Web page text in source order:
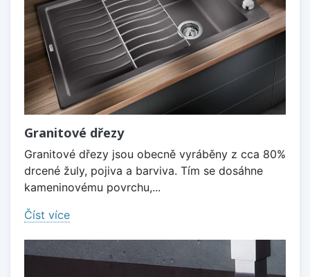
Granitové dřezy
Granitové dřezy jsou obecně vyráběny z cca 80%
drcené žuly, pojiva a barviva. Tím se dosáhne
kameninovému povrchu,...
Číst více